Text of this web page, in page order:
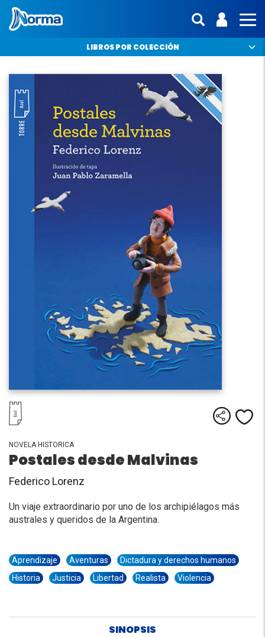
Mostras
ENTRA |
LIBROS POR COLECCIÓN
NOVELA HISTORICA
Postales desde Malvinas
Federico Lorenz
Un viaje extraordinario por uno de los archipiélagos más
australes y queridos de la Argentina.
Aprendizaje Aventuras
Dictadura y derechos humanos
Historia
Justicia Libertad Realista Violencia
SINOPSIS